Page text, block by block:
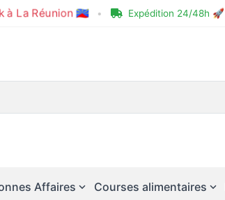
à La Réunion 🇷🇪 • Expédition 24/48h 🚀
Affaires Courses alimentaires